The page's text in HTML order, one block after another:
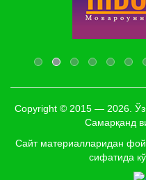
Copyright © 2015 — 2026.
Самарқанд
Сайт материалларидан
сифатида